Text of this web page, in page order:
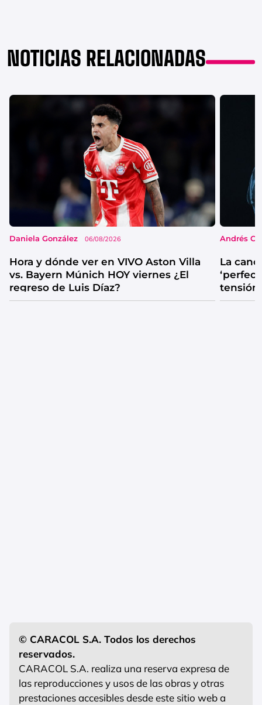
NOTICIAS RELACIONADAS
Daniela González 06/08/2026
Hora y dónde ver en VIVO Aston Villa
vs. Bayern Múnich HOY viernes ¿El
regreso de Luis Díaz?
Andrés
La
tensión
catarsis
© CARACOL S.A. Todos los derechos
reservados.
CARACOL S.A. realiza una reserva expresa de
las reproducciones y usos de las obras y otras
prestaciones accesibles desde este sitio web a